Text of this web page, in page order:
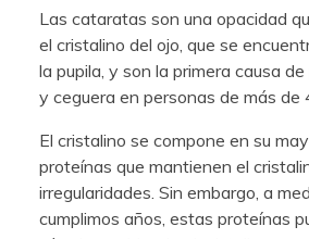
Las cataratas son una opacidad
el cristalino del ojo, que se
la pupila, y son la primera causa
y ceguera en personas de más de
El cristalino se compone en su
proteínas que mantienen el
irregularidades. Sin embargo, a
cumplimos años, estas proteínas